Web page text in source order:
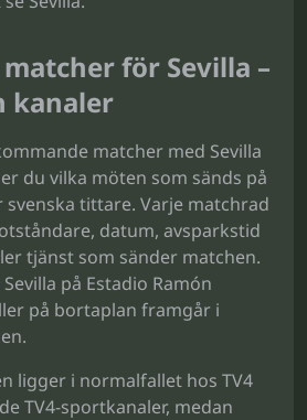
för Sevilla –
kanaler
matcher med Sevilla
du vilka möten som sänds på
svenska tittare. Varje matchrad
datum, avsparkstid
tjänst som sänder matchen.
på Estadio Ramón
på bortaplan framgår i
ligger i normalfallet hos TV4
TV4-sportkanaler, medan